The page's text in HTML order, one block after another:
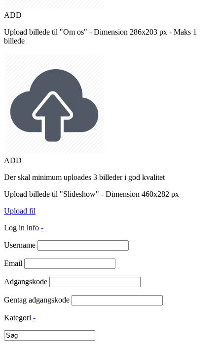
ADD
Upload billede til "Om os" - Dimension 286x203 px - Maks 1
billede
ADD
Der skal minimum uploades 3 billeder i god kvalitet
Upload billede til "Slideshow" - Dimension 460x282 px
Upload fil
Log in info -
Username
Email
Adgangskode
Gentag adgangskode
Kategori -